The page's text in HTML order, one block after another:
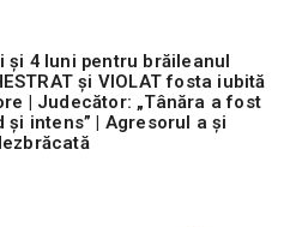
și 4 luni pentru brăileanul
și VIOLAT fosta iubită
| Judecător: „Tânăra a fost
și intens” | Agresorul a și